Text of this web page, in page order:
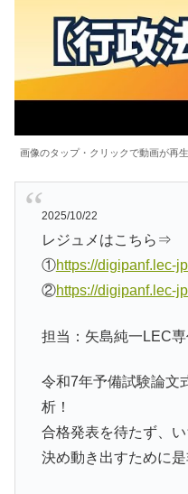
画像のタップ・クリックで動画が再
2025/10/22
レジュメはこちら⇒
①https://digipanf.lec-
②https://digipanf.lec-
担当：矢島純一LEC
令和7年予備試験論文
析！
合格発表を待たず、
決め動き出すために是